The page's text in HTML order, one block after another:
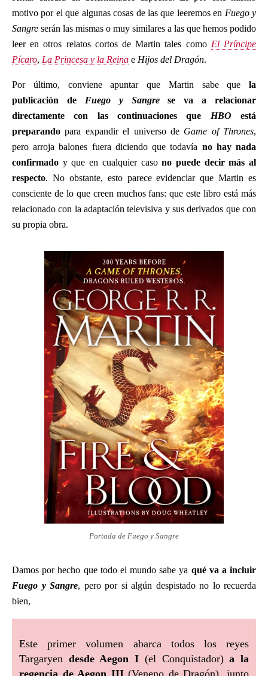
motivo por el que algunas cosas de las que leeremos en Fuego y
Sangre serán las mismas o muy similares a las que hemos podido
leer en otros relatos cortos de Martin tales como El Príncipe
Pícaro, La Princesa y la Reina e Hijos del Dragón.
Por último, conviene apuntar que Martin sabe que la
publicación de Fuego y Sangrese va a relacionar
directamente con las continuaciones que HBO está
preparando para expandir el universo de Game of Thrones,
pero arroja balones fuera diciendo que todavía no hay nada
confirmado y que en cualquier casono puede decir más al
respecto. No obstante, esto parece evidenciar que Martin es
consciente de lo que creen muchos fans: que este libro está más
relacionado con la adaptación televisiva y sus derivados que con
su propia obra.
Portada de Fuego y Sangre
Damos por hecho que todo el mundo sabe ya qué va a incluir
Fuego y Sangre, pero por si algún despistado no lo recuerda
bien,
Este primer volumen abarca todos los reyes
Targaryen desde Aegon I (el Conquistador)a la
regencia de Aegon III(Veneno de Dragón), junto